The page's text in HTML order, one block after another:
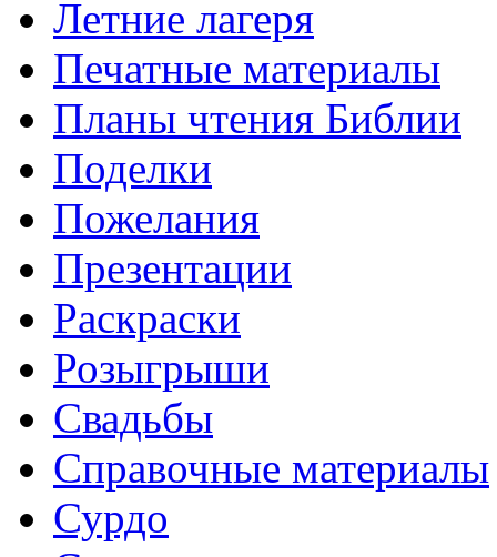
Летние лагеря
Печатные материалы
Планы чтения Библии
Поделки
Пожелания
Презентации
Раскраски
Розыгрыши
Свадьбы
Справочные материалы
Сурдо